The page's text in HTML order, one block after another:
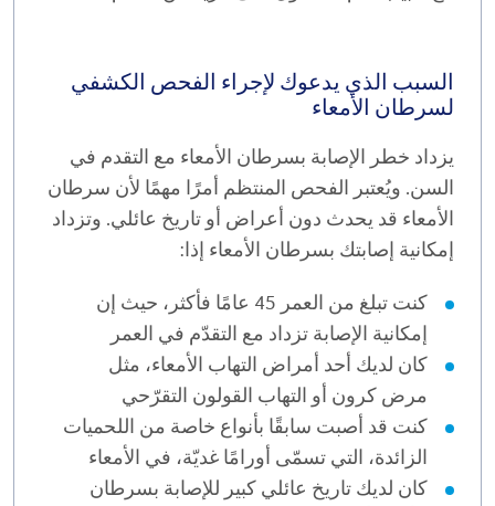
السبب الذي يدعوك لإجراء الفحص الكشفي
لسرطان الأمعاء
يزداد خطر الإصابة بسرطان الأمعاء مع التقدم في
السن. ويُعتبر الفحص المنتظم أمرًا مهمًا لأن سرطان
الأمعاء قد يحدث دون أعراض أو تاريخ عائلي. وتزداد
إمكانية إصابتك بسرطان الأمعاء إذا:
كنت تبلغ من العمر 45 عامًا فأكثر، حيث إن
إمكانية الإصابة تزداد مع التقدّم في العمر
كان لديك أحد أمراض التهاب الأمعاء، مثل
مرض كرون أو التهاب القولون التقرّحي
كنت قد أصبت سابقًا بأنواع خاصة من اللحميات
الزائدة، التي تسمّى أورامًا غديّة، في الأمعاء
كان لديك تاريخ عائلي كبير للإصابة بسرطان